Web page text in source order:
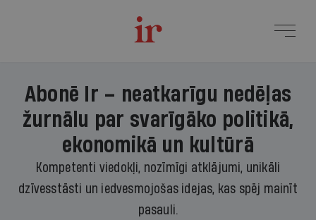
Abonē Ir – neatkarīgu nedēļas
žurnālu par svarīgāko politikā,
ekonomikā un kultūrā
Kompetenti viedokļi, nozīmīgi atklājumi, unikāli
dzīvesstāsti un iedvesmojošas idejas, kas spēj mainīt
pasauli.